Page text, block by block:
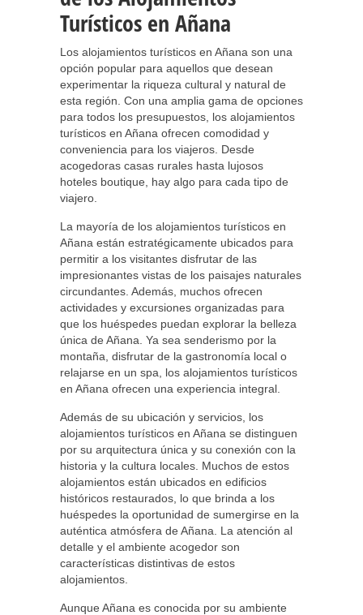
Turísticos en Añana
Los alojamientos turísticos en Añana son una
opción popular para aquellos que desean
experimentar la riqueza cultural y natural de
esta región. Con una amplia gama de opciones
para todos los presupuestos, los alojamientos
turísticos en Añana ofrecen comodidad y
conveniencia para los viajeros. Desde
acogedoras casas rurales hasta lujosos
hoteles boutique, hay algo para cada tipo de
viajero.
La mayoría de los alojamientos turísticos en
Añana están estratégicamente ubicados para
permitir a los visitantes disfrutar de las
impresionantes vistas de los paisajes naturales
circundantes. Además, muchos ofrecen
actividades y excursiones organizadas para
que los huéspedes puedan explorar la belleza
única de Añana. Ya sea senderismo por la
montaña, disfrutar de la gastronomía local o
relajarse en un spa, los alojamientos turísticos
en Añana ofrecen una experiencia integral.
Además de su ubicación y servicios, los
alojamientos turísticos en Añana se distinguen
por su arquitectura única y su conexión con la
historia y la cultura locales. Muchos de estos
alojamientos están ubicados en edificios
históricos restaurados, lo que brinda a los
huéspedes la oportunidad de sumergirse en la
auténtica atmósfera de Añana. La atención al
detalle y el ambiente acogedor son
características distintivas de estos
alojamientos.
Aunque Añana es conocida por su ambiente